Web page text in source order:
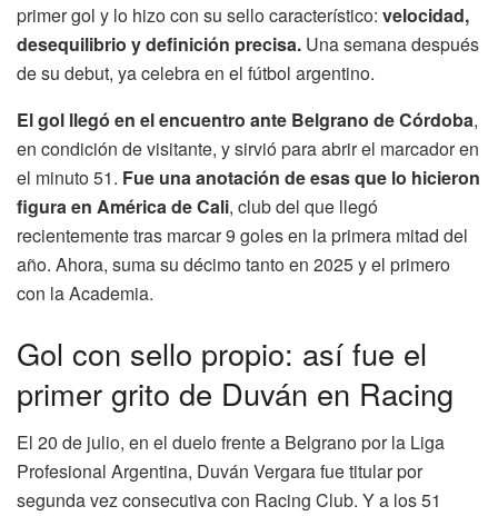
primer gol y lo hizo con su sello característico: velocidad,
desequilibrio y definición precisa. Una semana después
de su debut, ya celebra en el fútbol argentino.
El gol llegó en el encuentro ante Belgrano de Córdoba,
en condición de visitante, y sirvió para abrir el marcador en
el minuto 51. Fue una anotación de esas que lo hicieron
figura en América de Cali, club del que llegó
recientemente tras marcar 9 goles en la primera mitad del
año. Ahora, suma su décimo tanto en 2025 y el primero
con la Academia.
Gol con sello propio: así fue el
primer grito de Duván en Racing
El 20 de julio, en el duelo frente a Belgrano por la Liga
Profesional Argentina, Duván Vergara fue titular por
segunda vez consecutiva con Racing Club. Y a los 51